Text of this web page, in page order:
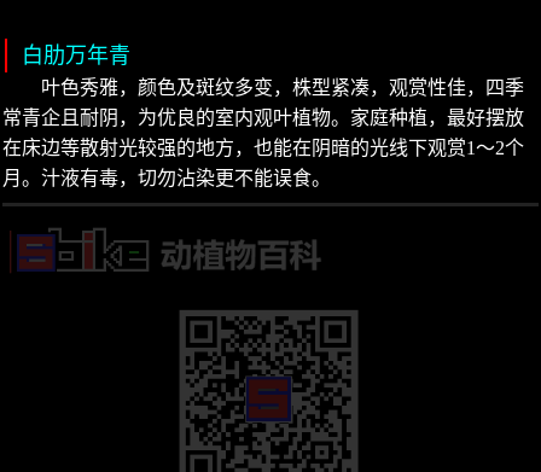
白肋万年青
叶色秀雅，颜色及斑纹多变，株型紧凑，观赏性佳，四季
常青企且耐阴，为优良的室内观叶植物。家庭种植，最好摆放
在床边等散射光较强的地方，也能在阴暗的光线下观赏1～2个
月。汁液有毒，切勿沾染更不能误食。